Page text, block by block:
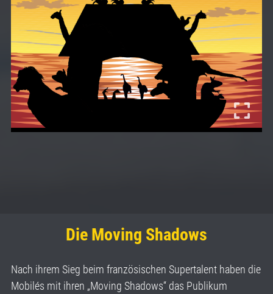
Die Moving Shadows
Nach ihrem Sieg beim französischen Supertalent haben die
Mobilés mit ihren „Moving Shadows“ das Publikum